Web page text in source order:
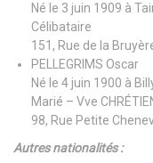
Né le 3 juin 1909 à
Célibataire
151, Rue de la
PELLEGRIMS Oscar
Né le 4 juin 1900 à
Marié – Vve
98, Rue Petite
Autres nationalités :